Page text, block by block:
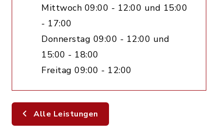
Mittwoch 09:00 - 12:00 und 15:00
- 17:00
Donnerstag 09:00 - 12:00 und
15:00 - 18:00
Freitag 09:00 - 12:00
Alle Leistungen